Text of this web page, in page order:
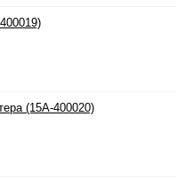
(15A-400020)